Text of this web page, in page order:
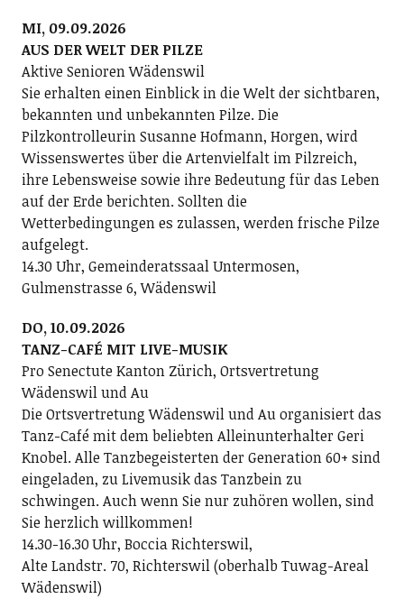
MI, 09.09.2026
AUS DER WELT DER PILZE
Aktive Senioren Wädenswil
Sie erhalten einen Einblick in die Welt der sichtbaren,
bekannten und unbekannten Pilze. Die
Pilzkontrolleurin Susanne Hofmann, Horgen, wird
Wissenswertes über die Artenvielfalt im Pilzreich,
ihre Lebensweise sowie ihre Bedeutung für das Leben
auf der Erde berichten. Sollten die
Wetterbedingungen es zulassen, werden frische Pilze
aufgelegt.
14.30 Uhr, Gemeinderatssaal Untermosen,
Gulmenstrasse 6, Wädenswil
DO, 10.09.2026
TANZ-CAFÉ MIT LIVE-MUSIK
Pro Senectute Kanton Zürich, Ortsvertretung
Wädenswil und Au
Die Ortsvertretung Wädenswil und Au organisiert das
Tanz-Café mit dem beliebten Alleinunterhalter Geri
Knobel. Alle Tanzbegeisterten der Generation 60+ sind
eingeladen, zu Livemusik das Tanzbein zu
schwingen. Auch wenn Sie nur zuhören wollen, sind
Sie herzlich willkommen!
14.30-16.30 Uhr, Boccia Richterswil,
Alte Landstr. 70, Richterswil (oberhalb Tuwag-Areal
Wädenswil)